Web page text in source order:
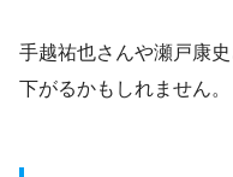
手越祐也さんや瀬戸康
下がるかもしれません。